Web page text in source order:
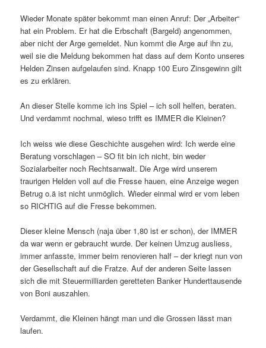
Wieder Monate später bekommt man einen Anruf: Der „Arbeiter“
hat ein Problem. Er hat die Erbschaft (Bargeld) angenommen,
aber nicht der Arge gemeldet. Nun kommt die Arge auf ihn zu,
weil sie die Meldung bekommen hat dass auf dem Konto unseres
Helden Zinsen aufgelaufen sind. Knapp 100 Euro Zinsgewinn gilt
es zu erklären.
An dieser Stelle komme ich ins Spiel – ich soll helfen, beraten.
Und verdammt nochmal, wieso trifft es IMMER die Kleinen?
Ich weiss wie diese Geschichte ausgehen wird: Ich werde eine
Beratung vorschlagen – SO fit bin ich nicht, bin weder
Sozialarbeiter noch Rechtsanwalt. Die Arge wird unserem
traurigen Helden voll auf die Fresse hauen, eine Anzeige wegen
Betrug o.ä ist nicht unmöglich. Wieder einmal wird er vom leben
so RICHTIG auf die Fresse bekommen.
Dieser kleine Mensch (naja über 1,80 ist er schon), der IMMER
da war wenn er gebraucht wurde. Der keinen Umzug ausliess,
immer anfasste, immer beim renovieren half – der kriegt nun von
der Gesellschaft auf die Fratze. Auf der anderen Seite lassen
sich die mit Steuermilliarden geretteten Banker Hunderttausende
von Boni auszahlen.
Verdammt, die Kleinen hängt man und die Grossen lässt man
laufen.